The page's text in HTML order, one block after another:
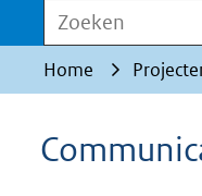
toegestaan
of
geweigerd.
Zoeken
Home